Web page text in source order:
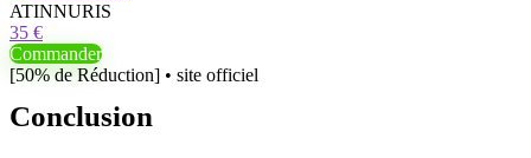
ATINNURIS
35 €
Commander
[50% de Réduction] • site officiel
Conclusion